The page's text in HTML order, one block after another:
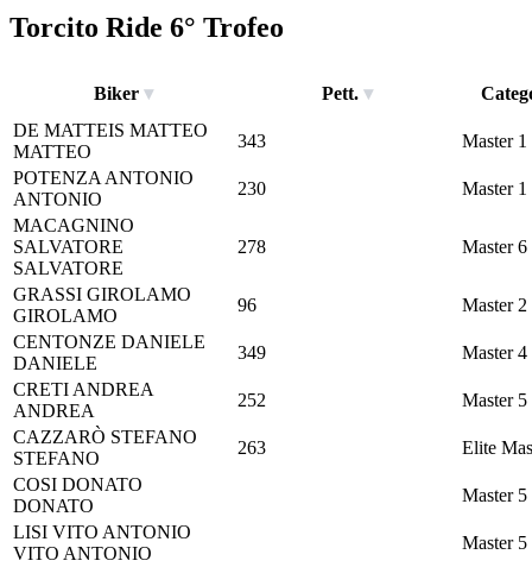
Torcito Ride 6° Trofeo
Biker Pett.
DE MATTEIS MATTEO
MATTEO
343
Master 1
POTENZA ANTONIO
ANTONIO
230
Master 1
MACAGNINO
SALVATORE
SALVATORE
278 Master 6
GRASSI GIROLAMO
GIROLAMO
96
Master 2
CENTONZE DANIELE
DANIELE
349
Master 4
CRETI ANDREA
ANDREA
252
Master 5
CAZZARÒ STEFANO
STEFANO
263
Elite
COSI DONATO
DONATO
Master 5
LISI VITO ANTONIO
VITO ANTONIO
Master 5